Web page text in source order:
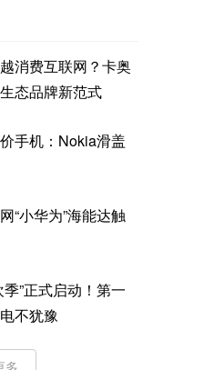
消费互联网？卡奥
态品牌新范式
手机：Nokia滑盖
“小华为”海能达触
”正式启动！第一
不犹豫
多